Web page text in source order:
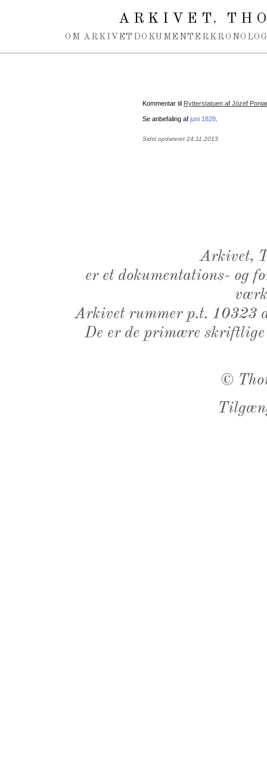
ARKIVET,
OM ARKIVET DOKUMENTER
Kommentar til Rytterstatuen af Józef
Se anbefaling af juni 1828
Sidst opdateret 24.11.2013
Arkivet,
er et dokumentations- og
Arkivet rummer p.t. 10323
De er de primære
©